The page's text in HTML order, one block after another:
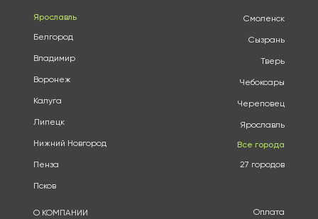
Ярославль
Белгород
Владимир
Воронеж
Калуга
Липецк
Нижний Новгород
Пенза
Псков
Смоленск
Сызрань
Тверь
Чебоксары
Череповец
Ярославль
Все города
27 городов
О КОМПАНИИ Оплата